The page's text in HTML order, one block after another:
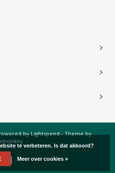
byLightspeed- Theme by
te verbeteren. Is dat akkoord?
Meer over cookies »